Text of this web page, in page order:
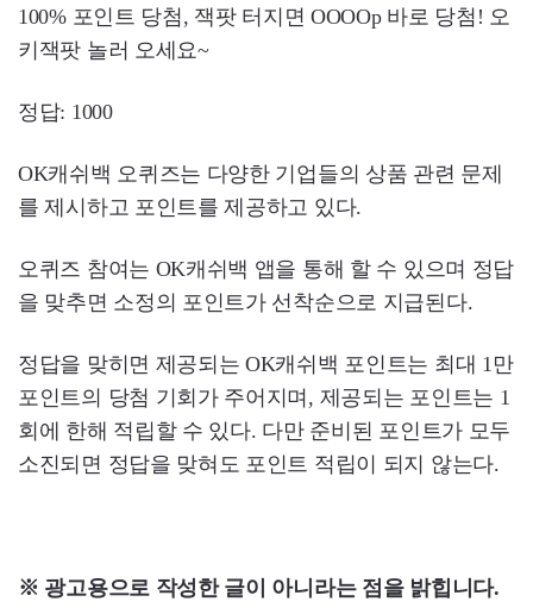
100% 포인트 당첨, 잭팟 터지면 OOOOp 바로 당첨! 오
키잭팟 놀러 오세요~
정답: 1000
OK캐쉬백 오퀴즈는 다양한 기업들의 상품 관련 문제
를 제시하고 포인트를 제공하고 있다.
오퀴즈 참여는 OK캐쉬백 앱을 통해 할 수 있으며 정답
을 맞추면 소정의 포인트가 선착순으로 지급된다.
정답을 맞히면 제공되는 OK캐쉬백 포인트는 최대 1만
포인트의 당첨 기회가 주어지며, 제공되는 포인트는 1
회에 한해 적립할 수 있다. 다만 준비된 포인트가 모두
소진되면 정답을 맞혀도 포인트 적립이 되지 않는다.
※ 광고용으로 작성한 글이 아니라는 점을 밝힙니다.